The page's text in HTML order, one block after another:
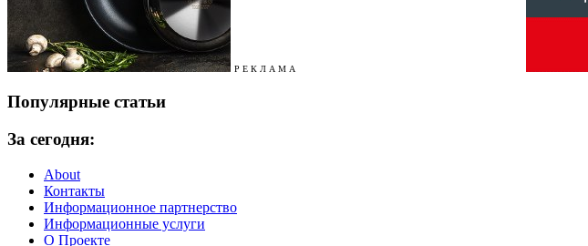
Р Е К Л А М А
Популярные статьи
За сегодня:
About
Контакты
Информационное партнерство
Информационные услуги
О Проекте